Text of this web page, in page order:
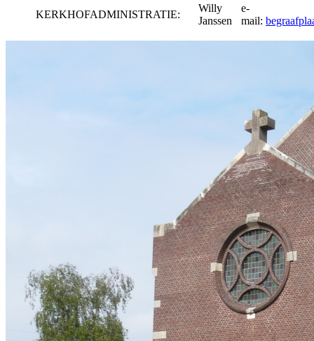
KERKHOFADMINISTRATIE:
Willy
Janssen
e-
mail: